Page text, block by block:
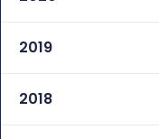
2019
2018